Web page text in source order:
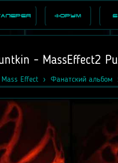
Форум
Mass Effect Фанатский альбом
- MassEffect2